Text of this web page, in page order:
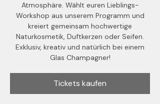
Atmosphäre. Wählt euren Lieblings-
Workshop aus unserem Programm und
kreiert gemeinsam hochwertige
Naturkosmetik, Duftkerzen oder Seifen.
Exklusiv, kreativ und natürlich bei einem
Glas Champagner!
Tickets kaufen